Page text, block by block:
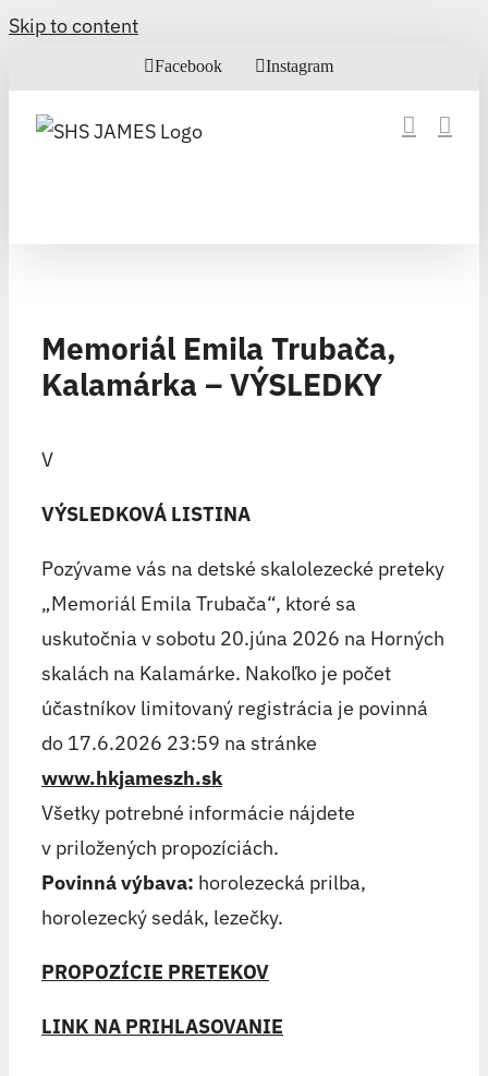
Skip to content
Facebook Instagram
Memoriál Emila Trubača,
Kalamárka – VÝSLEDKY
V
VÝSLEDKOVÁ LISTINA
Pozývame vás na detské skalolezecké preteky
„Memoriál Emila Trubača“, ktoré sa
uskutočnia v sobotu 20.júna 2026 na Horných
skalách na Kalamárke. Nakoľko je počet
účastníkov limitovaný registrácia je povinná
do 17.6.2026 23:59 na stránke
www.hkjameszh.sk
Všetky potrebné informácie nájdete
v priložených propozíciách.
Povinná výbava: horolezecká prilba,
horolezecký sedák, lezečky.
PROPOZÍCIE PRETEKOV
LINK NA PRIHLASOVANIE